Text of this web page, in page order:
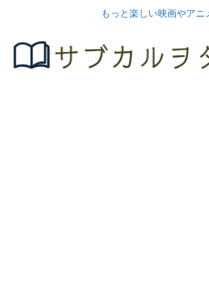
もっと楽しい映画やアニ